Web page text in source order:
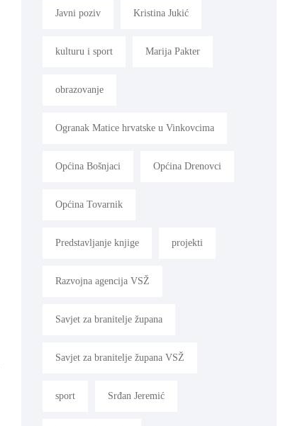
Javni poziv Kristina Jukić
kulturu i sport Marija Pakter
obrazovanje
Ogranak Matice hrvatske u Vinkovcima
Općina Bošnjaci Općina Drenovci
Općina Tovarnik
Predstavljanje knjige projekti
Razvojna agencija VSŽ
Savjet za branitelje župana
Savjet za branitelje župana VSŽ
sport Srđan Jeremić